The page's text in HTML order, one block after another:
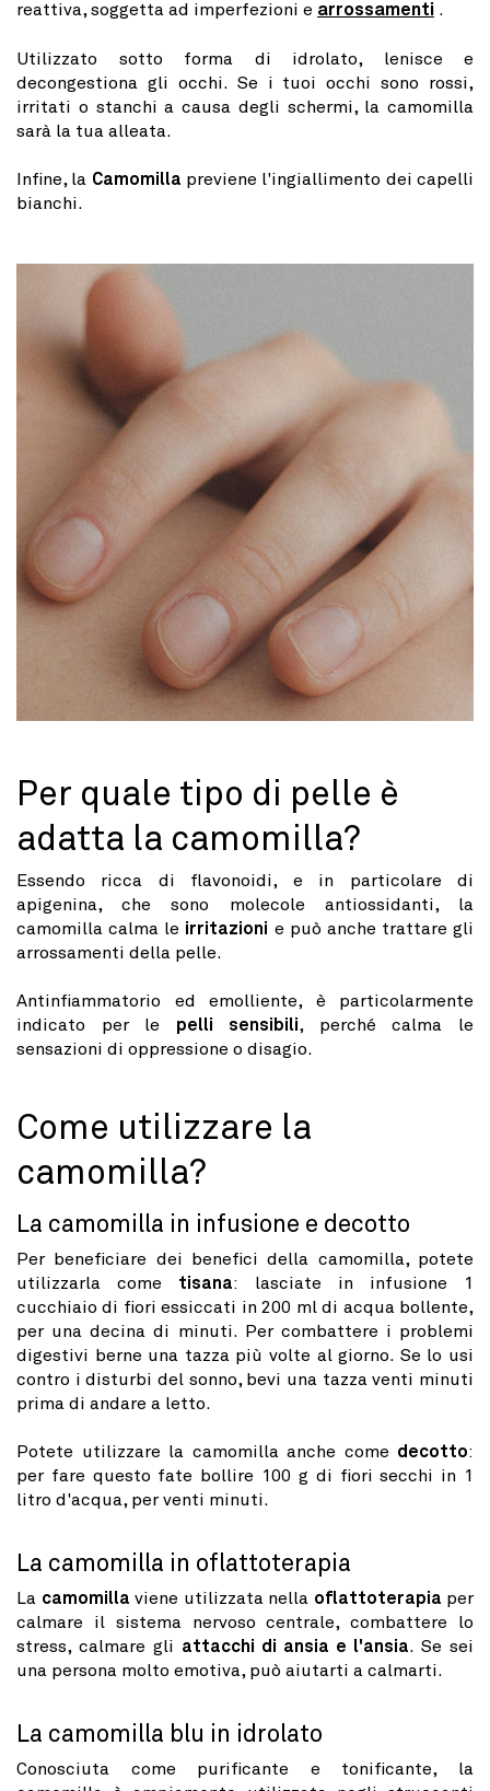
reattiva, soggetta ad imperfezioni e arrossamenti .
Utilizzato sotto forma di idrolato, lenisce e
decongestiona gli occhi. Se i tuoi occhi sono rossi,
irritati o stanchi a causa degli schermi, la camomilla
sarà la tua alleata.
Infine, la Camomilla previene l'ingiallimento dei capelli
bianchi.
Per quale tipo di pelle è
adatta la camomilla?
Essendo ricca di flavonoidi, e in particolare di
apigenina, che sono molecole antiossidanti, la
camomilla calma le irritazioni e può anche trattare gli
arrossamenti della pelle.
Antinfiammatorio ed emolliente, è particolarmente
indicato per le pelli sensibili, perché calma le
sensazioni di oppressione o disagio.
Come utilizzare la
camomilla?
La camomilla in infusione e decotto
Per beneficiare dei benefici della camomilla, potete
utilizzarla come tisana: lasciate in infusione 1
cucchiaio di fiori essiccati in 200 ml di acqua bollente,
per una decina di minuti. Per combattere i problemi
digestivi berne una tazza più volte al giorno. Se lo usi
contro i disturbi del sonno, bevi una tazza venti minuti
prima di andare a letto.
Potete utilizzare la camomilla anche come decotto:
per fare questo fate bollire 100 g di fiori secchi in 1
litro d'acqua, per venti minuti.
La camomilla in oflattoterapia
La camomilla viene utilizzata nella oflattoterapia per
calmare il sistema nervoso centrale, combattere lo
stress, calmare gli attacchi di ansia e l'ansia. Se sei
una persona molto emotiva, può aiutarti a calmarti.
La camomilla blu in idrolato
Conosciuta come purificante e tonificante, la